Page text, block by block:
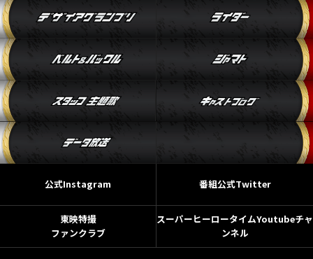
公式Instagram 番組公式Twitter
東映特撮
ファンクラブ
スーパーヒーロータイムYoutubeチャ
ンネル